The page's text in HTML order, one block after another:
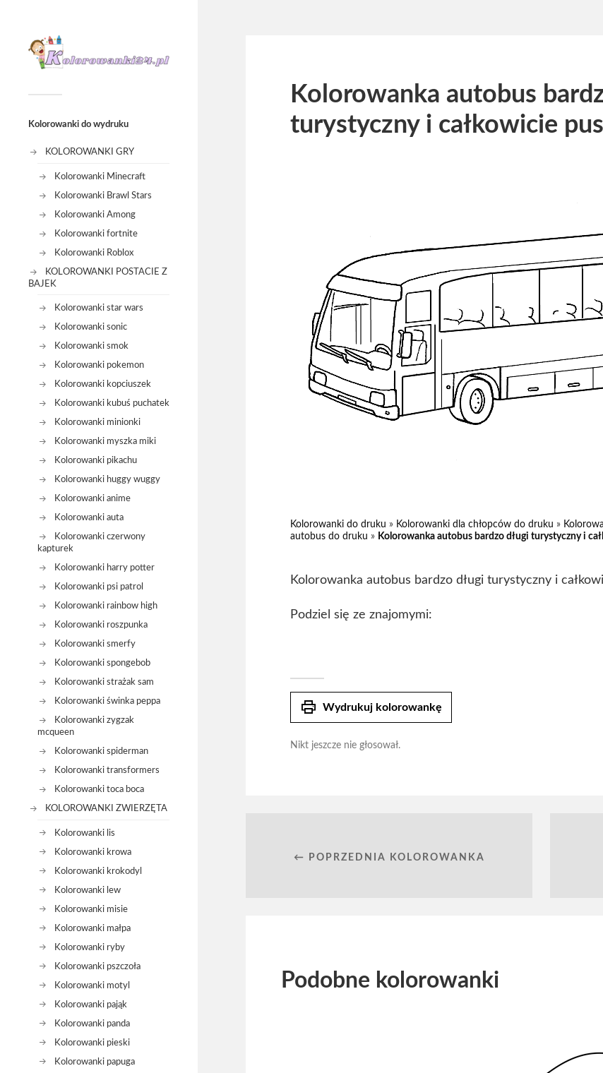
Kolorowanki do wydruku
KOLOROWANKI GRY
Kolorowanki Minecraft
Kolorowanki Brawl Stars
Kolorowanki Among
Kolorowanki fortnite
Kolorowanki Roblox
KOLOROWANKI POSTACIE Z
BAJEK
Kolorowanki star wars
Kolorowanki sonic
Kolorowanki smok
Kolorowanki pokemon
Kolorowanki kopciuszek
Kolorowanki kubuś puchatek
Kolorowanki minionki
Kolorowanki myszka miki
Kolorowanki pikachu
Kolorowanki huggy wuggy
Kolorowanki anime
Kolorowanki auta
Kolorowanki czerwony
kapturek
Kolorowanki harry potter
Kolorowanki psi patrol
Kolorowanki rainbow high
Kolorowanki roszpunka
Kolorowanki smerfy
Kolorowanki spongebob
Kolorowanki strażak sam
Kolorowanki świnka peppa
Kolorowanki zygzak
mcqueen
Kolorowanki spiderman
Kolorowanki transformers
Kolorowanki toca boca
KOLOROWANKI ZWIERZĘTA
Kolorowanki lis
Kolorowanki krowa
Kolorowanki krokodyl
Kolorowanki lew
Kolorowanki misie
Kolorowanki małpa
Kolorowanki ryby
Kolorowanki pszczoła
Kolorowanki motyl
Kolorowanki pająk
Kolorowanki panda
Kolorowanki pieski
Kolorowanki papuga
Kolorowanka autobus
turystyczny i całkowicie
Kolorowanki do druku » Kolorowanki dla chłopców do druku »
autobus do druku » Kolorowanka autobus bardzo długi turystyczny i
Kolorowanka autobus bardzo długi turystyczny i
Podziel się ze znajomymi:
print Wydrukuj kolorowankę
Nikt jeszcze nie głosował.
← POPRZEDNIA KOLOROWANKA
Podobne kolorowanki